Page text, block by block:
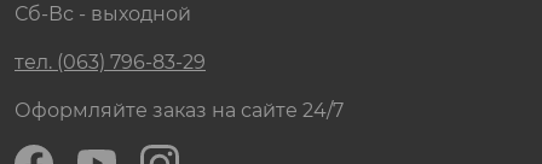
Сб-Вс - выходной
тел. (063) 796-83-29
Оформляйте заказ на сайте 24/7